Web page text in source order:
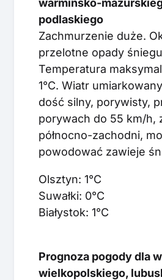
podlaskiego
Zachmurzenie duże.
przelotne opady
Temperatura
1°C. Wiatr
dość silny, porywisty,
porywach do 55 km/h,
północno-zachodni,
powodować zawieje
Olsztyn: 1°C
Suwałki: 0°C
Białystok: 1°C
Prognoza pogody dla
wielkopolskiego,